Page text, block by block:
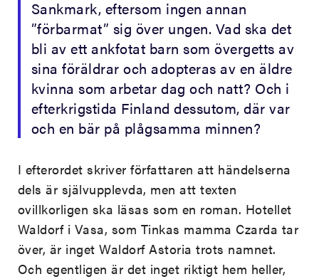
Sankmark, eftersom ingen annan
”förbarmat” sig över ungen. Vad ska det
bli av ett ankfotat barn som övergetts av
sina föräldrar och adopteras av en äldre
kvinna som arbetar dag och natt? Och i
efterkrigstida Finland dessutom, där var
och en bär på plågsamma minnen?
I efterordet skriver författaren att händelserna
dels är självupplevda, men att texten
ovillkorligen ska läsas som en roman. Hotellet
Waldorf i Vasa, som Tinkas mamma Czarda tar
över, är inget Waldorf Astoria trots namnet.
Och egentligen är det inget riktigt hem heller,